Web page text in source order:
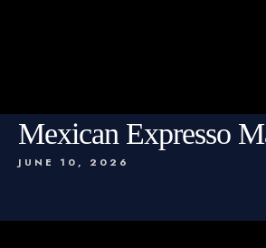
Mexican Expresso
JUNE 10, 2026